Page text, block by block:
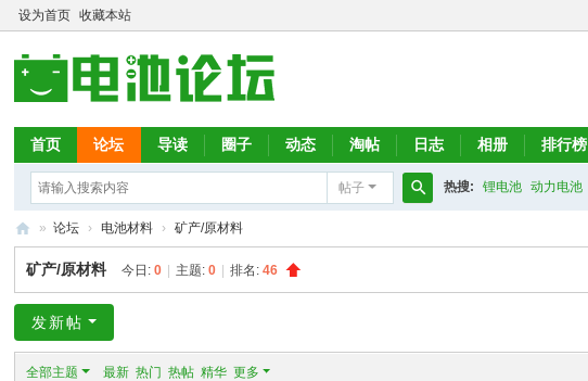
设为首页 收藏本站
首页 论坛 导读 圈子 动态 淘帖 日志 相册 排行榜
帖子
索
热搜: 锂电池 动力电池
电
池
坛
» 论坛 › 电池材料 › 矿产/原材料
矿产/原材料 今日:0 主题:0 排名:46
发新帖
全部主题 最新 热门 热帖 精华 更多